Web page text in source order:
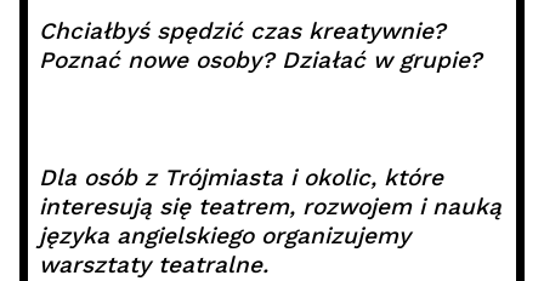
Chciałbyś spędzić czas kreatywnie?
Poznać nowe osoby? Działać w grupie?
Dla osób z Trójmiasta i okolic, które
interesują się teatrem, rozwojem i nauką
języka angielskiego organizujemy
warsztaty teatralne.